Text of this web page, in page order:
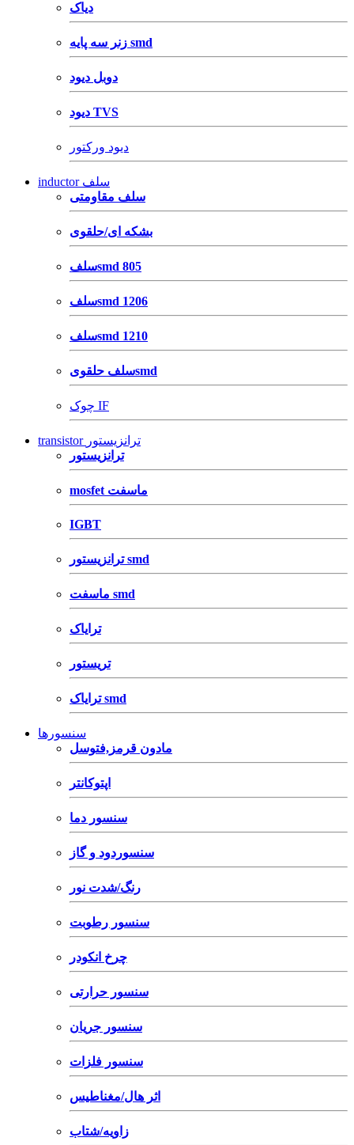
دیاک
زنر سه پایه smd
دوبل دیود
دیود TVS
دیود ورکتور
inductor سلف
سلف مقاومتی
بشکه ای/حلقوی
سلفsmd 805
سلفsmd 1206
سلفsmd 1210
سلف حلقویsmd
چوک IF
transistor ترانزیستور
ترانزیستور
mosfet ماسفت
IGBT
ترانزیستور smd
ماسفت smd
ترایاک
تریستور
ترایاک smd
سنسورها
مادون قرمز,فتوسل
اپتوکانتر
سنسور دما
سنسوردود و گاز
رنگ/شدت نور
سنسور رطوبت
چرخ انکودر
سنسور حرارتی
سنسور جریان
سنسور فلزات
اثر هال/مغناطیس
زاویه/شتاب